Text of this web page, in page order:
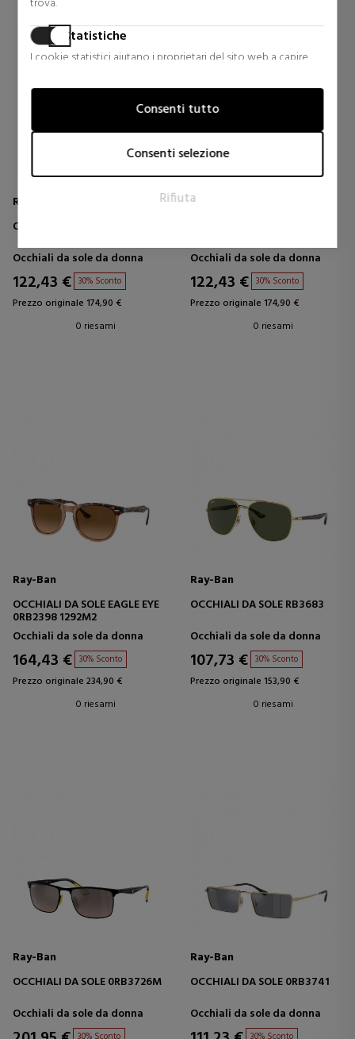
Statistiche
I cookie statistici aiutano i proprietari del sito web a capire
trasmettendo informazioni in forma anonima.
I cookie per il marketing vengono utilizzati per tracciare i
pertinenti e coinvolgenti per il singolo utente e quindi quelli
di maggior valore per gli editori e gli inserzionisti terzi.
Consenti tutto
Consenti selezione
Rifiuta
Ray-Ban
OCCHIALI DA SOLE ERIK
Occhiali da sole da donna
122,43 € 30% Sconto
Prezzo originale 174,90 €
0 riesami
Ray-Ban
Occhiali da sole da donna
122,43 € 30% Sconto
Prezzo originale 174,90 €
0 riesami
Ray-Ban
OCCHIALI DA SOLE EAGLE EYE
0RB2398 1292M2
Occhiali da sole da donna
164,43 € 30% Sconto
Prezzo originale 234,90 €
0 riesami
Ray-Ban
OCCHIALI DA SOLE RB3683
Occhiali da sole da donna
107,73 € 30% Sconto
Prezzo originale 153,90 €
0 riesami
Ray-Ban
OCCHIALI DA SOLE 0RB3726M
Occhiali da sole da donna
Ray-Ban
OCCHIALI DA SOLE 0RB3741
Occhiali da sole da donna